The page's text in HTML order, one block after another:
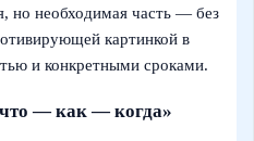
но необходимая часть — без
картинкой в
и конкретными сроками.
— как — когда»